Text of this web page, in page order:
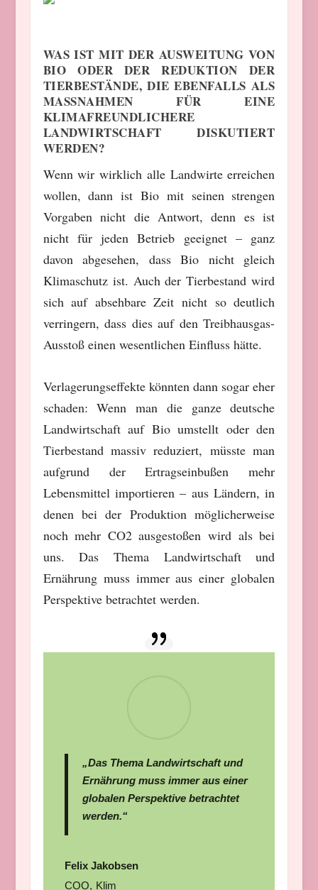
WAS IST MIT DER AUSWEITUNG VON
BIO ODER DER REDUKTION DER
TIERBESTÄNDE, DIE EBENFALLS ALS
MASSNAHMEN FÜR EINE K
LIMAFREUNDLICHERE L
ANDWIRTSCHAFT DISKUTIERT W
ERDEN?
Wenn wir wirklich alle Landwirte erreichen
wollen, dann ist Bio mit seinen strengen
Vorgaben nicht die Antwort, denn es ist
nicht für jeden Betrieb geeignet – ganz
davon abgesehen, dass Bio nicht gleich
Klimaschutz ist. Auch der Tierbestand wird
sich auf absehbare Zeit nicht so deutlich
verringern, dass dies auf den Treibhausgas-
Ausstoß einen wesentlichen Einfluss hätte.
Verlagerungseffekte könnten dann sogar eher
schaden: Wenn man die ganze deutsche
Landwirtschaft auf Bio umstellt oder den
Tierbestand massiv reduziert, müsste man
aufgrund der Ertragseinbußen mehr
Lebensmittel importieren – aus Ländern, in
denen bei der Produktion möglicherweise
noch mehr CO2 ausgestoßen wird als bei
uns. Das Thema Landwirtschaft und
Ernährung muss immer aus einer globalen
Perspektive betrachtet werden.
„Das Thema Landwirtschaft und
Ernährung muss immer aus einer
globalen Perspektive betrachtet
werden.“
Felix Jakobsen
COO, Klim